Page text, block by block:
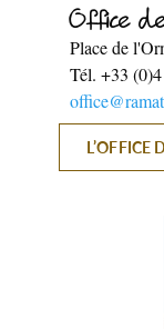
Office
Place de
Tél. +33
L’OFFICE